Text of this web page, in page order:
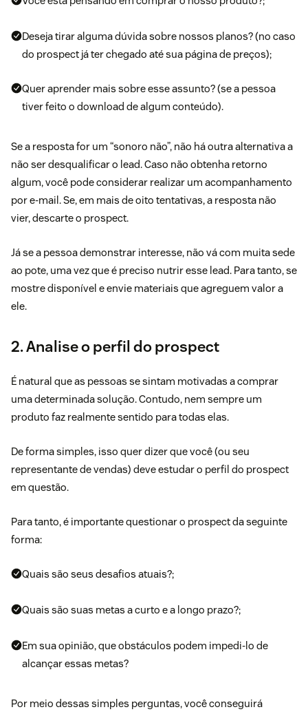
Deseja tirar alguma dúvida sobre nossos planos? (no caso
do prospect já ter chegado até sua página de preços);
Quer aprender mais sobre esse assunto? (se a pessoa
tiver feito o download de algum conteúdo).
Se a resposta for um “sonoro não”, não há outra alternativa a
não ser desqualificar o lead. Caso não obtenha retorno
algum, você pode considerar realizar um acompanhamento
por e-mail. Se, em mais de oito tentativas, a resposta não
vier, descarte o prospect.
Já se a pessoa demonstrar interesse, não vá com muita sede
ao pote, uma vez que é preciso nutrir esse lead. Para tanto, se
mostre disponível e envie materiais que agreguem valor a
ele.
2. Analise o perfil do prospect
É natural que as pessoas se sintam motivadas a comprar
uma determinada solução. Contudo, nem sempre um
produto faz realmente sentido para todas elas.
De forma simples, isso quer dizer que você (ou seu
representante de vendas) deve estudar o perfil do prospect
em questão.
Para tanto, é importante questionar o prospect da seguinte
forma:
Quais são seus desafios atuais?;
Quais são suas metas a curto e a longo prazo?;
Em sua opinião, que obstáculos podem impedi-lo de
alcançar essas metas?
Por meio dessas simples perguntas, você conseguirá